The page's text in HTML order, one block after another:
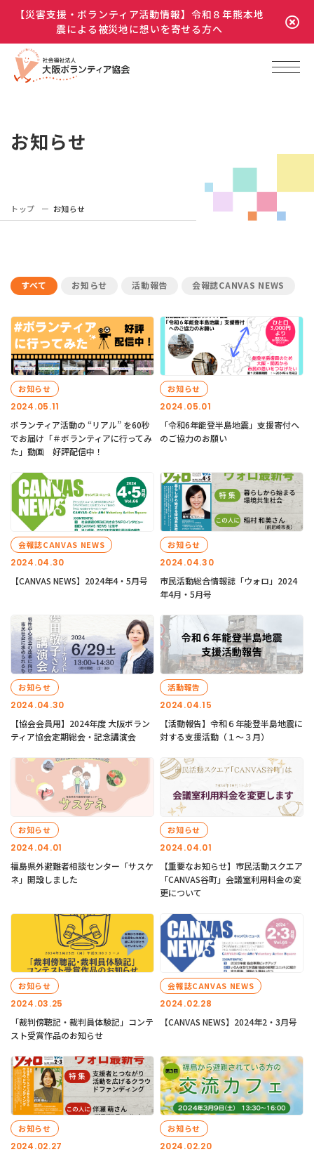
【災害支援・ボランティア活動情報】令和８年熊本地
震による被災地に想いを寄せる方へ
お知らせ
トップ お知らせ
すべて お知らせ 活動報告 会報誌CANVAS NEWS
2024.05.11
お知らせ
ボランティア活動の “リアル” を60秒
でお届け「＃ボランティアに行ってみ
た」動画 好評配信中！
2024.05.01
お知らせ
「令和6年能登半島地震」支援寄付へ
のご協力のお願い
2024.04.30
会報誌CANVAS NEWS
【CANVAS NEWS】2024年4・5月号
2024.04.30
お知らせ
市民活動総合情報誌「ウォロ」2024
年4月・5月号
2024.04.30
お知らせ
【協会会員用】2024年度 大阪ボラン
ティア協会定期総会・記念講演会
2024.04.15
活動報告
【活動報告】令和６年能登半島地震に
対する支援活動（１〜３月）
2024.04.01
お知らせ
福島県外避難者相談センター「サスケ
ネ」開設しました
2024.04.01
お知らせ
【重要なお知らせ】市民活動スクエア
「CANVAS谷町」会議室利用料金の変
更について
2024.03.25
お知らせ
「裁判傍聴記・裁判員体験記」コンテ
スト受賞作品のお知らせ
2024.02.28
会報誌CANVAS NEWS
【CANVAS NEWS】2024年2・3月号
2024.02.27
お知らせ
2024.02.20
お知らせ